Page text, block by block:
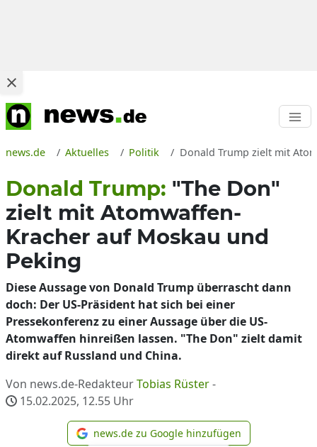
news.de Aktuelles Politik Donald Trump zielt mit
Donald Trump: "The Don"
zielt mit Atomwaffen-
Kracher auf Moskau und
Peking
Diese Aussage von Donald Trump überrascht dann
doch: Der US-Präsident hat sich bei einer
Pressekonferenz zu einer Aussage über die US-
Atomwaffen hinreißen lassen. "The Don" zielt damit
direkt auf Russland und China.
Von news.de-RedakteurTobias Rüster-
15.02.2025, 12.55 Uhr
news.de zu Google
news.de zu Google hinzufügen